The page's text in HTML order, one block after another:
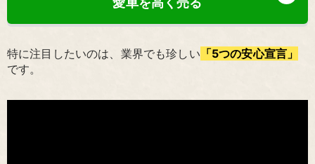
特に注目したいのは、業界でも珍しい 「5つの安心宣言」
です。